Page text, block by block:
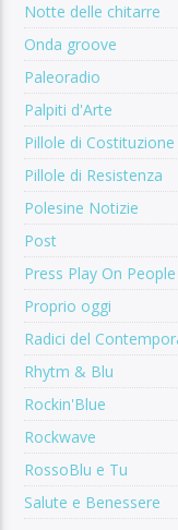
Notte delle chitarre
Onda groove
Paleoradio
Palpiti d'Arte
Pillole di Costituzione
Pillole di Resistenza
Polesine Notizie
Post
Press Play On People
Proprio oggi
Radici del
Rhytm & Blu
Rockin'Blue
Rockwave
RossoBlu e Tu
Salute e Benessere